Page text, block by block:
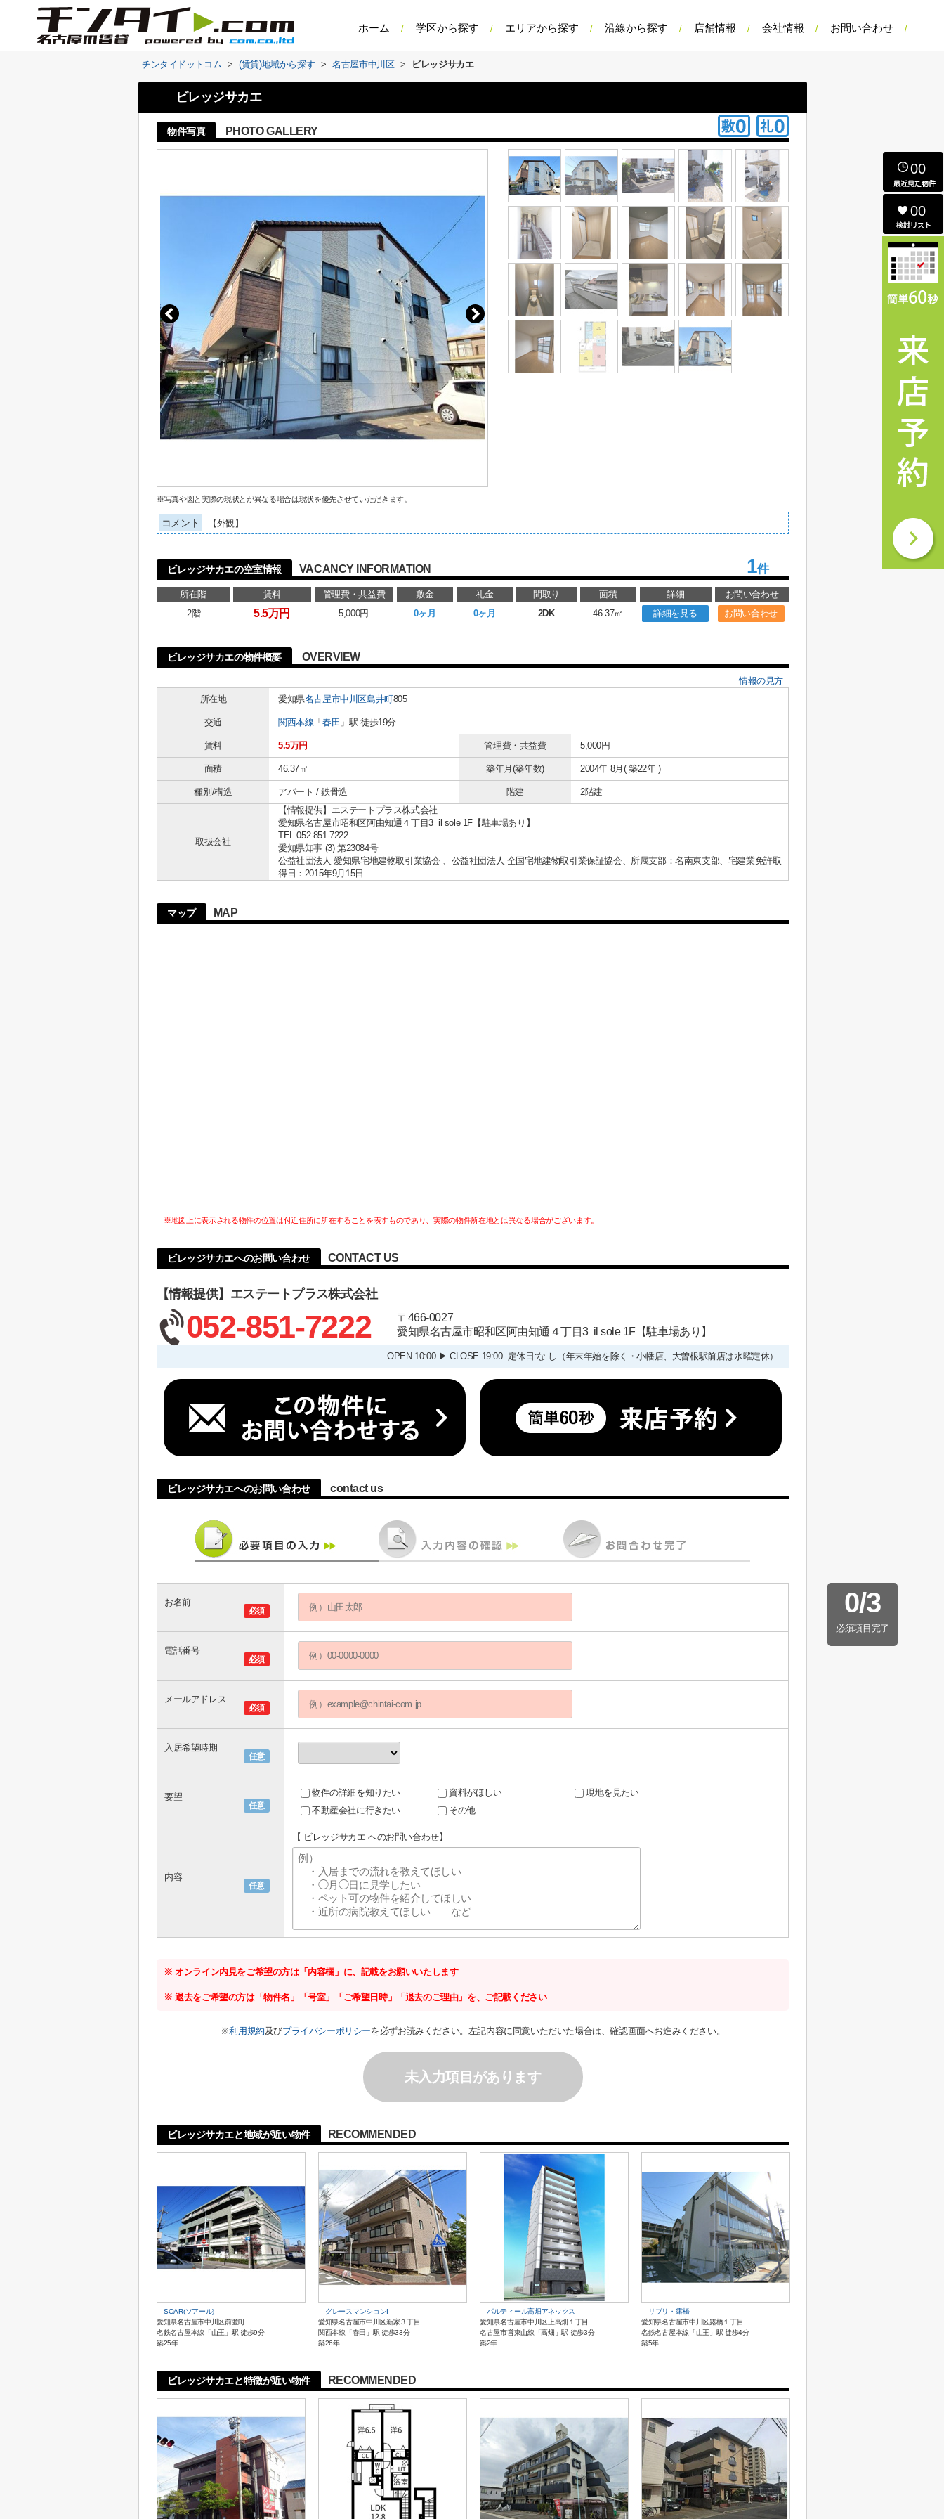
ホーム 学区から探す エリアから探す 沿線から探す 店舗情報 会社情報 お問い合わせ
チンタイドットコム > (賃貸)地域から探す > 名古屋市中川区 > ビレッジサカエ
ビレッジサカエ
物件写真 PHOTO GALLERY
※写真や図と実際の現状とが異なる場合は現状を優先させていただきます。
コメント 【外観】
ビレッジサカエの空室情報 VACANCY INFORMATION 1件
所在階 賃料 管理費・共益費 敷金 礼金 間取り 面積 詳細
お問い合わせ
2階
5.5万円 5,000円 0ヶ月 0ヶ月 2DK 46.37㎡ 詳細を見る お問い合わせ
ビレッジサカエの物件概要 OVERVIEW
情報の見方
所在地
愛知県名古屋市中川区島井町805
交通 関西本線 「春田 」駅 徒歩19分
賃料 5.5万円 管理費・共益費 5,000円
面積 46.37㎡ 築年月(築年数) 2004年 8月( 築22年 )
種別/構造 アパート / 鉄骨造 階建 2階建
取扱会社
【情報提供】エステートプラス株式会社
愛知県名古屋市昭和区阿由知通４丁目3 il sole 1F【駐車場あり】
TEL:052-851-7222
愛知県知事 (3) 第23084号
公益社団法人 愛知県宅地建物取引業協会 、公益社団法人 全国宅地建物取引業保証協会、所属支部：名南東支部、宅建業免許取
得日：2015年9月15日
マップ MAP
※地図上に表示される物件の位置は付近住所に所在することを表すものであり、実際の物件所在地とは異なる場合がございます。
ビレッジサカエへのお問い合わせ CONTACT US
【情報提供】エステートプラス株式会社
052-851-7222
〒466-0027
愛知県名古屋市昭和区阿由知通４丁目3 il sole 1F【駐車場あり】
OPEN 10:00 ▶ CLOSE 19:00 定休日:な し（年末年始を除く・小幡店、大曽根駅前店は水曜定休）
ビレッジサカエへのお問い合わせ contact us
0/3
必須項目完了
必須
お名前
必須
電話番号
必須
メールアドレス
任意
入居希望時期
任意
要望 物件の詳細を知りたい 資料がほしい
現地を見たい
不動産会社に行きたい
その他
任意
内容
【 ビレッジサカエ へのお問い合わせ】
※ オンライン内見をご希望の方は「内容欄」に、記載をお願いいたします
※ 退去をご希望の方は「物件名」「号室」「ご希望日時」「退去のご理由」を、ご記載ください
※利用規約及びプライバシーポリシーを必ずお読みください。左記内容に同意いただいた場合は、確認画面へお進みください。
未入力項目があります
ビレッジサカエと地域が近い物件 RECOMMENDED
SOAR(ソアール)
愛知県名古屋市中川区前並町
名鉄名古屋本線「山王」駅 徒歩9分
築25年
グレースマンションI
愛知県名古屋市中川区新家３丁目
関西本線「春田」駅 徒歩33分
築26年
パルティール高畑アネックス
愛知県名古屋市中川区上高畑１丁目
名古屋市営東山線「高畑」駅 徒歩3分
築2年
リブリ・露橋
愛知県名古屋市中川区露橋１丁目
名鉄名古屋本線「山王」駅 徒歩4分
築5年
ビレッジサカエと特徴が近い物件 RECOMMENDED
00
00